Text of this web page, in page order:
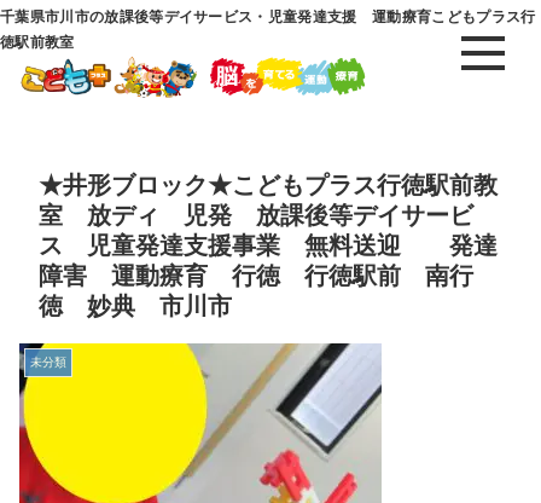
千葉県市川市の放課後等デイサービス・児童発達支援 運動療育こどもプラス行
徳駅前教室
★井形ブロック★こどもプラス行徳駅前教
室 放ディ 児発 放課後等デイサービ
ス 児童発達支援事業 無料送迎 発達
障害 運動療育 行徳 行徳駅前 南行
徳 妙典 市川市
未分類